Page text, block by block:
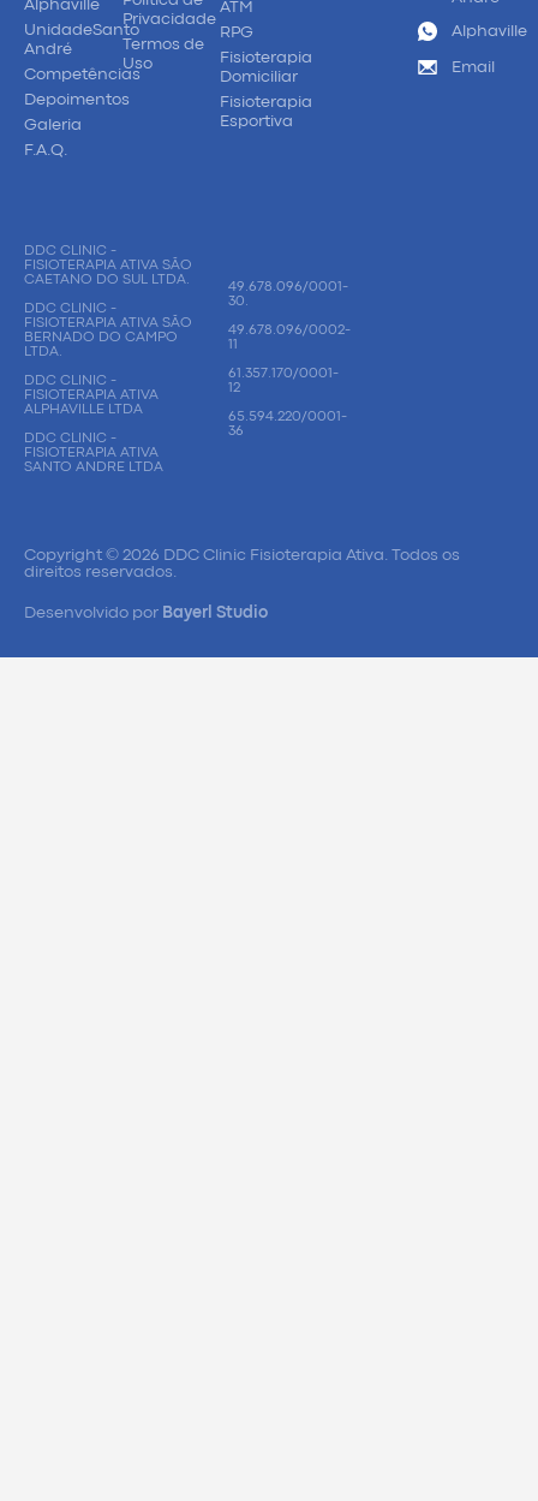
Alphaville
UnidadeSanto
André
Competências
Depoimentos
Galeria
F.A.Q.
Privacidade
Termos de
Uso
ATM
RPG
Fisioterapia
Domiciliar
Fisioterapia
Esportiva
Alphaville
Email
DDC CLINIC -
FISIOTERAPIA ATIVA SÃO
CAETANO DO SUL LTDA.
DDC CLINIC -
FISIOTERAPIA ATIVA SÃO
BERNADO DO CAMPO
LTDA.
DDC CLINIC -
FISIOTERAPIA ATIVA
ALPHAVILLE LTDA
DDC CLINIC -
FISIOTERAPIA ATIVA
SANTO ANDRE LTDA
49.678.096/0001-
30.
49.678.096/0002-
11
61.357.170/0001-
12
65.594.220/0001-
36
Copyright © 2026 DDC Clinic Fisioterapia Ativa. Todos os
direitos reservados.
Desenvolvido por Bayerl Studio